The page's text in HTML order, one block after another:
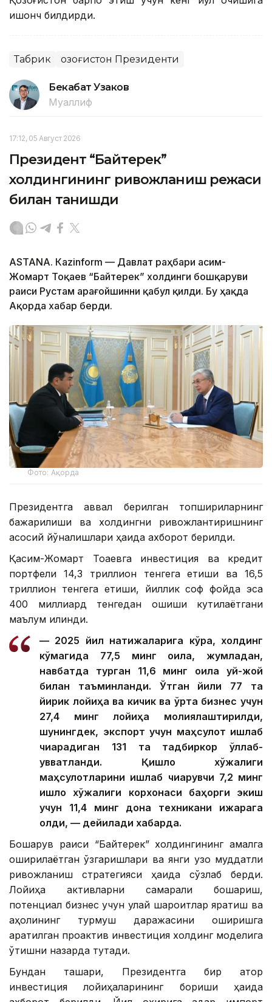
ишонч билдирди.
Табрик Қозоғистон Президенти
Бекабат Узаков
Муаллиф
17:12, 05 Август 2026
Президент “Байтерек”
холдингининг ривожланиш режаси
билан танишди
ASTANА. Каzinform — Давлат раҳбари Қасим-
Жомарт Тоқаев “Байтерек” холдинги бошқаруви
раиси Рустам Қарағойшинни қабул қилди. Бу ҳақда
Ақорда хабар берди.
Фото: Ақорда
Президентга аввал берилган топшириқларнинг
бажарилиши ва холдингни ривожлантиришнинг
асосий йўналишлари ҳақида ахборот берилди.
Қасим-Жомарт Тоқаевга инвестиция ва кредит
портфели 14,3 триллион тенгега етиши ва 16,5
триллион тенгега етиши, йиллик соф фойда эса
400 миллиард тенгедан ошиши кутилаётгани
маълум қилинди.
— 2025 йил натижаларига кўра, холдинг
кўмагида 77,5 минг оила, жумладан,
навбатда турган 11,6 минг оила уй-жой
билан таъминланди. Ўтган йили 77 та
йирик лойиҳа ва кичик ва ўрта бизнес учун
27,4 минг лойиҳа молиялаштирилди,
шунингдек, экспорт учун маҳсулот ишлаб
чиқарадиган 131 та тадбиркор қўллаб-
қувватланди. Қишлоқ хўжалиги
маҳсулотларини ишлаб чиқарувчи 7,2 минг
қишлоқ хўжалиги корхонаси баҳорги экиш
учун 11,4 минг дона техникани ижарага
олди, — дейилади хабарда.
Бошқарув раиси “Байтерек” холдингининг амалга
оширилаётган ўзгаришлари ва янги узоқ муддатли
ривожланиш стратегияси ҳақида сўзлаб берди.
Лойиҳа активларни самарали бошқариш,
потенциал бизнес учун қулай шароитлар яратиш ва
аҳолининг турмуш даражасини оширишга
қаратилган проактив инвестиция холдинг моделига
ўтишни назарда тутади.
Бундан ташқари, Президентга бир қатор
инвестиция лойиҳаларининг бориши ҳақида